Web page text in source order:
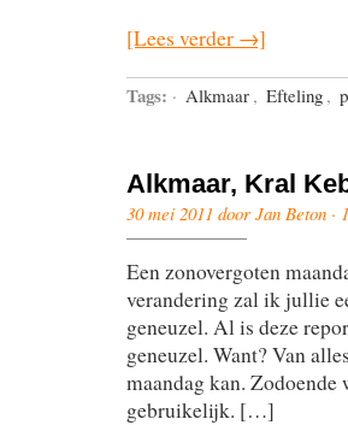
[Lees verder →]
Tags: · Alkmaar , Efteling ,
Alkmaar, Kral
30 mei 2011 door Jan Beton ·
Een zonovergoten
verandering zal ik jullie
geneuzel. Al is deze
geneuzel. Want? Van
maandag kan. Zodoende
gebruikelijk. […]